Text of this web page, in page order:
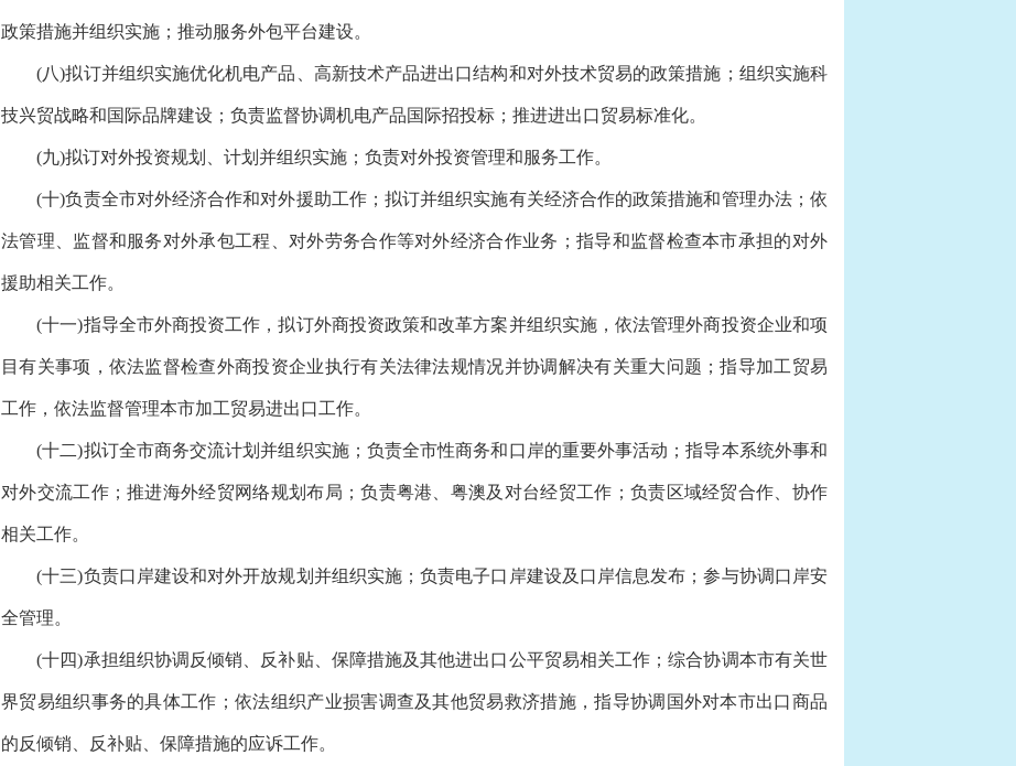
政策措施并组织实施；推动服务外包平台建设。
(八)拟订并组织实施优化机电产品、高新技术产品进出口结构和对外技术贸易的政策措施；组织实施科
技兴贸战略和国际品牌建设；负责监督协调机电产品国际招投标；推进进出口贸易标准化。
(九)拟订对外投资规划、计划并组织实施；负责对外投资管理和服务工作。
(十)负责全市对外经济合作和对外援助工作；拟订并组织实施有关经济合作的政策措施和管理办法；依
法管理、监督和服务对外承包工程、对外劳务合作等对外经济合作业务；指导和监督检查本市承担的对外
援助相关工作。
(十一)指导全市外商投资工作，拟订外商投资政策和改革方案并组织实施，依法管理外商投资企业和项
目有关事项，依法监督检查外商投资企业执行有关法律法规情况并协调解决有关重大问题；指导加工贸易
工作，依法监督管理本市加工贸易进出口工作。
(十二)拟订全市商务交流计划并组织实施；负责全市性商务和口岸的重要外事活动；指导本系统外事和
对外交流工作；推进海外经贸网络规划布局；负责粤港、粤澳及对台经贸工作；负责区域经贸合作、协作
相关工作。
(十三)负责口岸建设和对外开放规划并组织实施；负责电子口岸建设及口岸信息发布；参与协调口岸安
全管理。
(十四)承担组织协调反倾销、反补贴、保障措施及其他进出口公平贸易相关工作；综合协调本市有关世
界贸易组织事务的具体工作；依法组织产业损害调查及其他贸易救济措施，指导协调国外对本市出口商品
的反倾销、反补贴、保障措施的应诉工作。